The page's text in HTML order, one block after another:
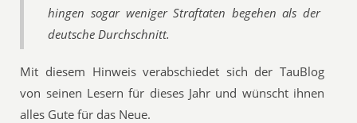
hingen sogar weniger Straftaten begehen als der
deutsche Durchschnitt.
Mit diesem Hinweis verabschiedet sich der TauBlog
von seinen Lesern für dieses Jahr und wünscht ihnen
alles Gute für das Neue.